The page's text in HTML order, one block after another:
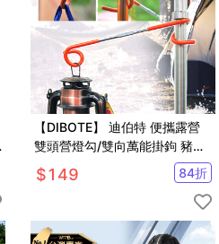
【DIBOTE】 迪伯特 便攜露營
雙頭營燈勾/雙向萬能掛鉤 豬尾
巴
$149 84折